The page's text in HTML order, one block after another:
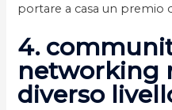
portare a casa un premio
4.
networking
diverso